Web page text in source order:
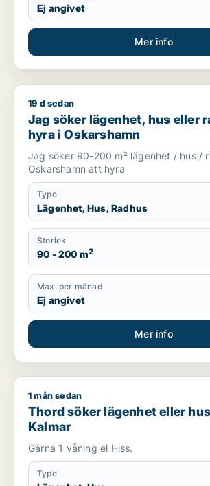
Ej angivet
Mer info
Jag söker lägenhet, hus eller radhus
19 d sedan
Jag söker lägenhet, hus eller
hyra i Oskarshamn
Jag söker 90-200 m² lägenhet / hus /
Oskarshamn att hyra
Type
Lägenhet, Hus, Radhus
Storlek
90 - 200 m2
Max. per månad
Ej angivet
Mer info
Thord söker lägenhet eller hus att hyra i
1 mån sedan
Thord söker lägenhet eller
Kalmar
Gärna 1 våning el Hiss.
Type